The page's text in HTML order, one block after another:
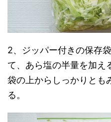
2、ジッパー付きの保存
て、あら塩の半量を加え
袋の上からしっかりとも
る。